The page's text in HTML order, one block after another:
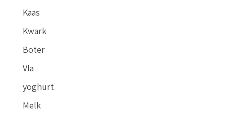
Kaas
Kwark
Boter
Vla
yoghurt
Melk